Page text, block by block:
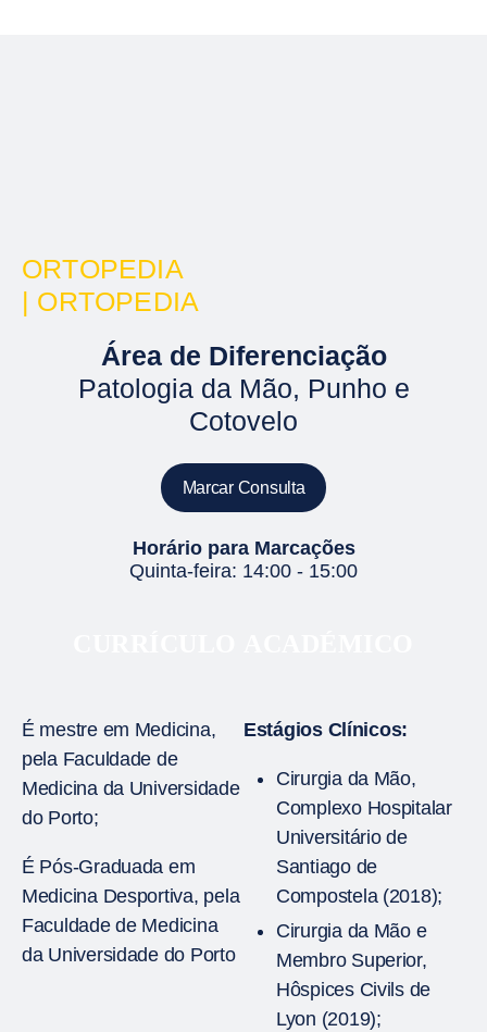
ORTOPEDIA
| ORTOPEDIA
Área de Diferenciação
Patologia da Mão, Punho e
Cotovelo
Marcar Consulta
Horário para Marcações
Quinta-feira: 14:00 - 15:00
É mestre em Medicina,
pela Faculdade de
Medicina da Universidade
do Porto;
É Pós-Graduada em
Medicina Desportiva, pela
Faculdade de Medicina
da Universidade do Porto
Estágios Clínicos:
Cirurgia da Mão,
Complexo Hospitalar
Universitário de
Santiago de
Compostela (2018);
Cirurgia da Mão e
Membro Superior,
Hôspices Civils de
Lyon (2019);